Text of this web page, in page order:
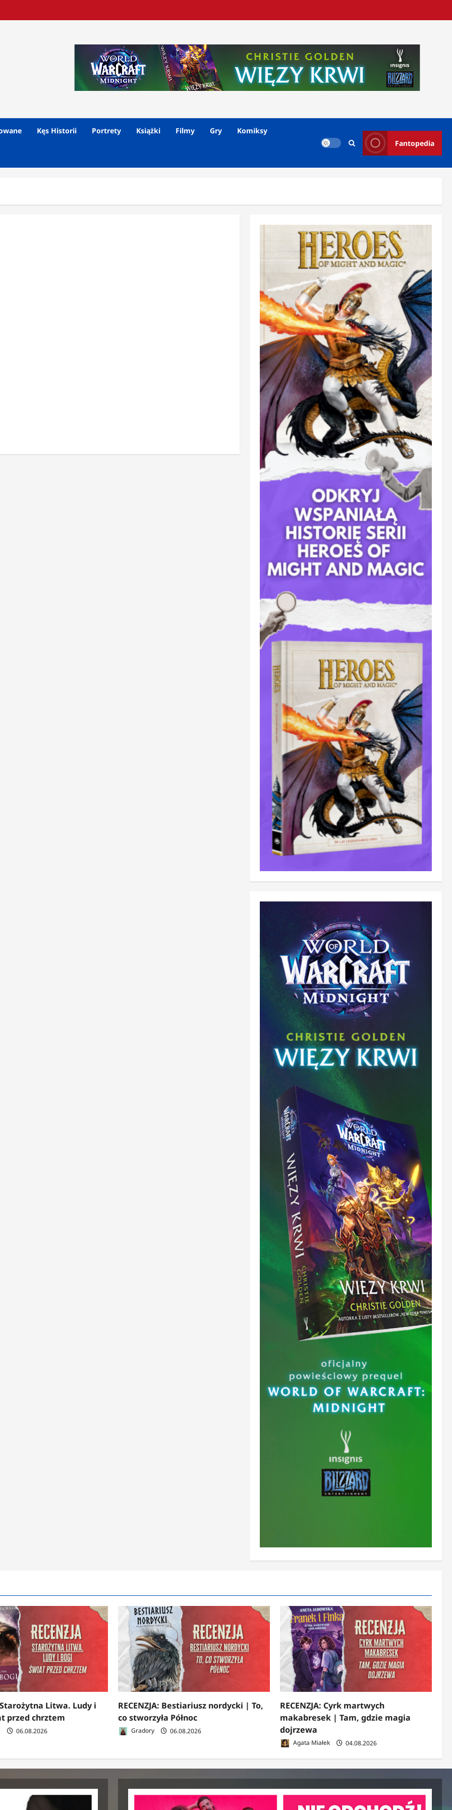
Kęs Historii Portrety Książki Filmy Gry Komiksy
Fantopedia
Starożytna Litwa. Ludy i
przed chrztem
06.08.2026
RECENZJA: Bestiariusz nordycki | To,
co stworzyła Północ
Gradory 06.08.2026
RECENZJA: Cyrk martwych
makabresek | Tam, gdzie magia
dojrzewa
Agata Miałek 04.08.2026